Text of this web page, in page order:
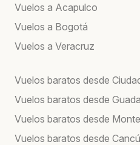
Vuelos a Acapulco
Vuelos a Bogotá
Vuelos a Veracruz
Vuelos baratos desde
Vuelos baratos desde
Vuelos baratos desde
Vuelos baratos desde